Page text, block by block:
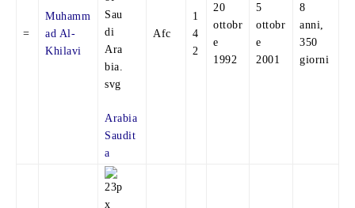
=
Muhamm
ad Al-
Khilavi
Arabia
Saudit
a
Afc
1
4
2
20
ottobr
e
1992
5
ottobr
e
2001
8
anni,
350
giorni